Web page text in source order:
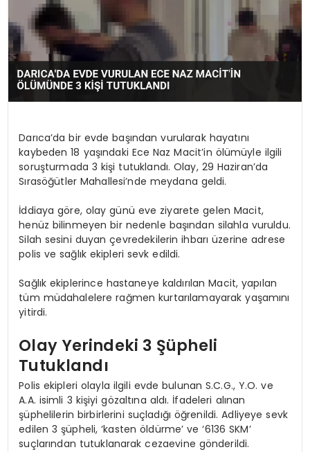
Darıca’da bir evde başından vurularak hayatını
kaybeden 18 yaşındaki Ece Naz Macit’in ölümüyle ilgili
soruşturmada 3 kişi tutuklandı. Olay, 29 Haziran’da
Sırasöğütler Mahallesi’nde meydana geldi.
İddiaya göre, olay günü eve ziyarete gelen Macit,
henüz bilinmeyen bir nedenle başından silahla vuruldu.
Silah sesini duyan çevredekilerin ihbarı üzerine adrese
polis ve sağlık ekipleri sevk edildi.
Sağlık ekiplerince hastaneye kaldırılan Macit, yapılan
tüm müdahalelere rağmen kurtarılamayarak yaşamını
yitirdi.
Olay Yerindeki 3 Şüpheli
Tutuklandı
Polis ekipleri olayla ilgili evde bulunan S.C.G., Y.O. ve
A.A. isimli 3 kişiyi gözaltına aldı. İfadeleri alınan
şüphelilerin birbirlerini suçladığı öğrenildi. Adliyeye sevk
edilen 3 şüpheli, ‘kasten öldürme’ ve ‘6136 SKM’
suçlarından tutuklanarak cezaevine gönderildi.